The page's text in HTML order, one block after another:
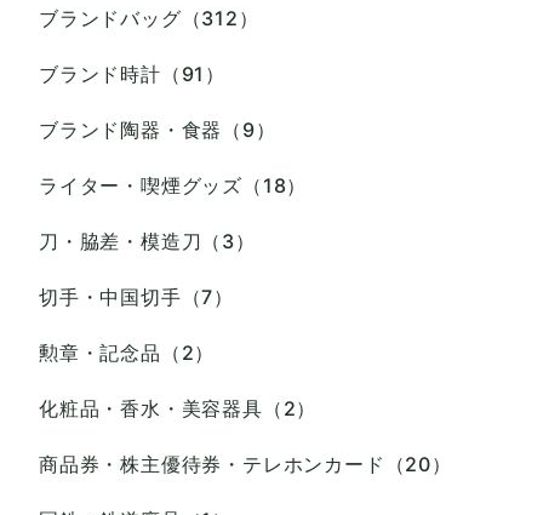
ブランドバッグ（312）
ブランド時計（91）
ブランド陶器・食器（9）
ライター・喫煙グッズ（18）
刀・脇差・模造刀（3）
切手・中国切手（7）
勲章・記念品（2）
化粧品・香水・美容器具（2）
商品券・株主優待券・テレホンカード（20）